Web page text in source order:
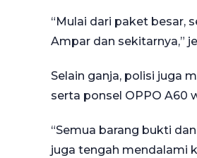
“Mulai dari paket besar,
Ampar dan sekitarnya,”
Selain ganja, polisi juga
serta ponsel OPPO A60
“Semua barang bukti
juga tengah mendalami